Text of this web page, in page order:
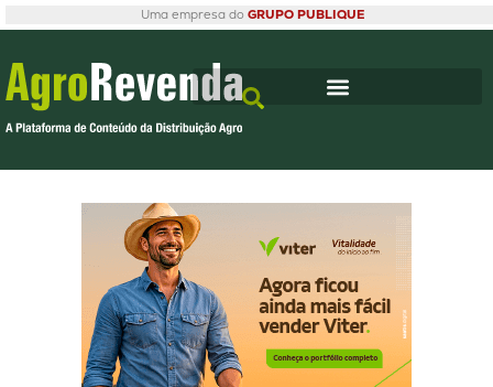
Uma empresa do GRUPO PUBLIQUE